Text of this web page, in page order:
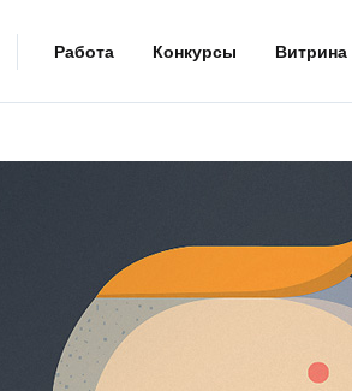
Работа Конкурсы Витрина